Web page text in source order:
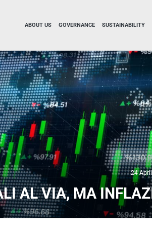
ABOUT US GOVERNANCE SUSTAINABILITY
24
AL VIA, MA